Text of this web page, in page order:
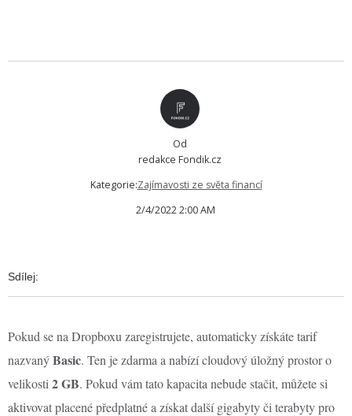
Od
redakce Fondik.cz
Kategorie:Zajímavosti ze světa financí
2/4/2022 2:00 AM
Sdílej:
Pokud se na Dropboxu zaregistrujete, automaticky získáte tarif
nazvanýBasic. Ten je zdarma a nabízí cloudový úložný prostor o
velikosti 2 GB. Pokud vám tato kapacita nebude stačit, můžete si
aktivovat placené předplatné a získat další gigabyty či terabyty pro